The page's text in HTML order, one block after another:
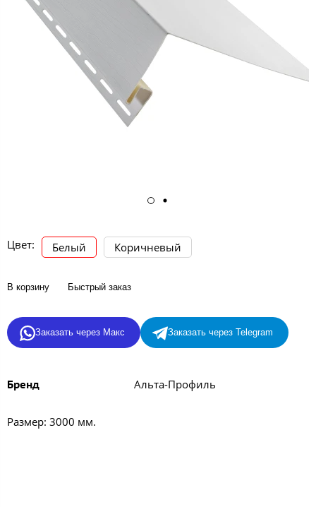
Цвет: Белый Коричневый
В корзину Быстрый заказ
Заказать через Макс Заказать через Telegram
Бренд Альта-Профиль
Размер: 3000 мм.